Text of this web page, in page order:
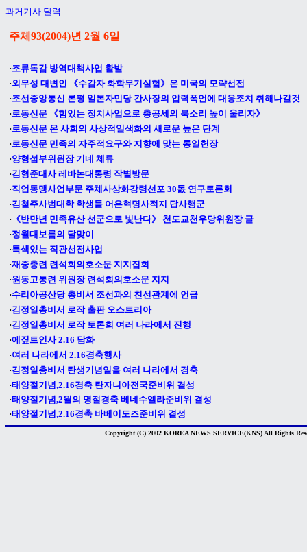
과거기사 달력
주체93(2004)년 2월 6일
·조류독감 방역대책사업 활발
·외무성 대변인 《수감자 화학무기실험》은 미국의 모략선전
·조선중앙통신 론평 일본자민당 간사장의 압력폭언에 대응조치 취해나갈것
·로동신문 《힘있는 정치사업으로 총공세의 북소리 높이 울리자》
·로동신문 온 사회의 사상적일색화의 새로운 높은 단계
·로동신문 민족의 자주적요구와 지향에 맞는 통일헌장
·양형섭부위원장 기네 체류
·김형준대사 레바논대통령 작별방문
·직업동맹사업부문 주체사상화강령선포 30돐 연구토론회
·김철주사범대학 학생들 어은혁명사적지 답사행군
· 《반만년 민족유산 선군으로 빛난다》 천도교천우당위원장 글
·정월대보름의 달맞이
·특색있는 직관선전사업
·재중총련 련석회의호소문 지지집회
·원동고통련 위원장 련석회의호소문 지지
·수리아공산당 총비서 조선과의 친선관계에 언급
·김정일총비서 로작 출판 오스트리아
·김정일총비서 로작 토론회 여러 나라에서 진행
·에짚트인사 2.16 담화
·여러 나라에서 2.16경축행사
·김정일총비서 탄생기념일을 여러 나라에서 경축
·태양절기념,2.16경축 탄자니아전국준비위 결성
·태양절기념,2월의 명절경축 베네수엘라준비위 결성
·태양절기념,2.16경축 바베이도즈준비위 결성
Copyright (C) 2002 KOREA NEWS SERVICE(KNS) All Rights